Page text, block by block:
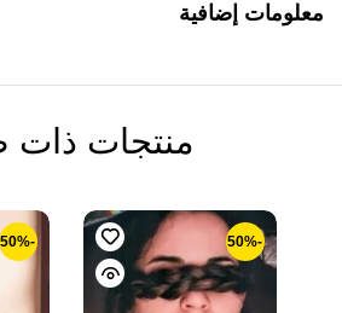
معلومات إضافية
منتجات ذات
-50%
-50%